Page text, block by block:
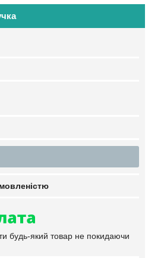
будь-який товар не покидаючи